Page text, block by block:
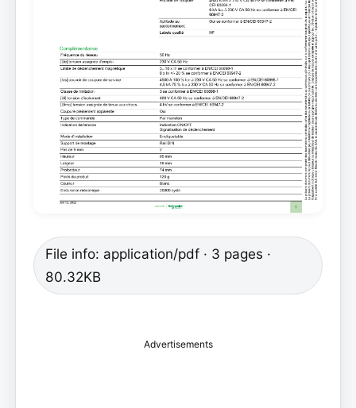
File info: application/pdf · 3 pages ·
80.32KB
Advertisements